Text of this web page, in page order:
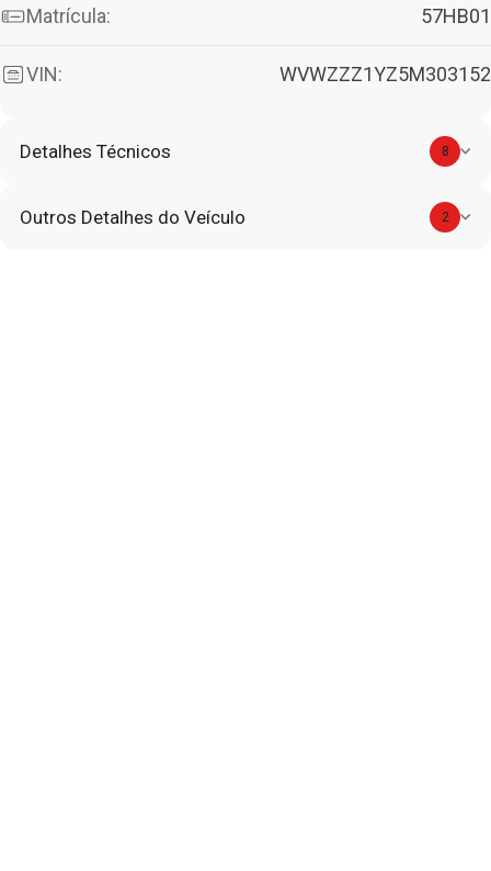
Matrícula: 57HB01
VIN: WVWZZZ1YZ5M303152
Detalhes Técnicos 8
Outros Detalhes do Veículo 2